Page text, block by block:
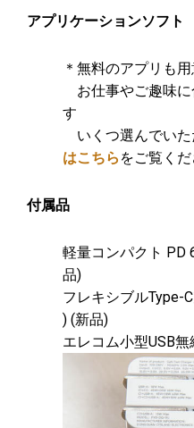
アプリケーションソフト
＊無料のアプリも
お仕事やご趣味に
す
いくつ選んでい
はこちら をご覧く
付属品
軽量コンパクト PD
品)
フレキシブルType-
) (新品)
エレコム小型USB